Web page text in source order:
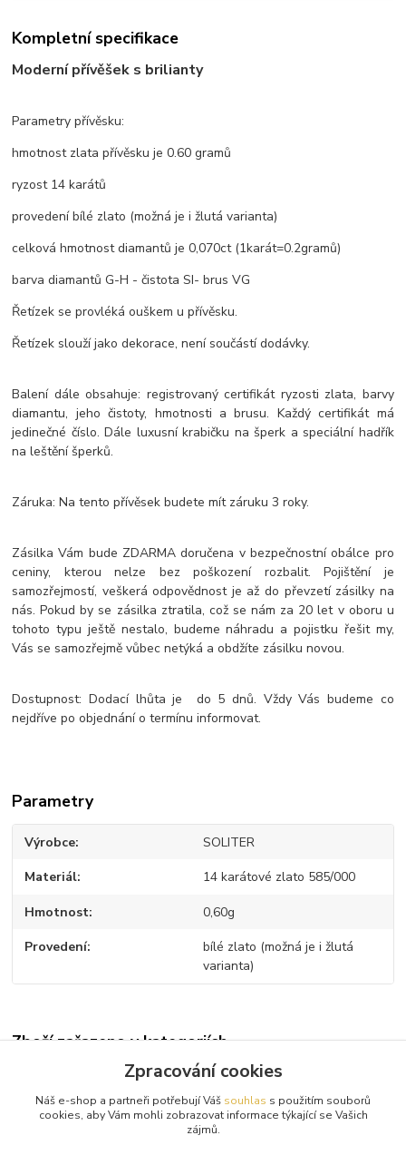
Kompletní specifikace
Moderní přívěšek s brilianty
Parametry přívěsku:
hmotnost zlata přívěsku je 0.60 gramů
ryzost 14 karátů
provedení bílé zlato (možná je i žlutá varianta)
celková hmotnost diamantů je 0,070ct (1karát=0.2gramů)
barva diamantů G-H - čistota SI- brus VG
Řetízek se provléká ouškem u přívěsku.
Řetízek slouží jako dekorace, není součástí dodávky.
Balení dále obsahuje: registrovaný certifikát ryzosti zlata, barvy
diamantu, jeho čistoty, hmotnosti a brusu. Každý certifikát má
jedinečné číslo. Dále luxusní krabičku na šperk a speciální hadřík
na leštění šperků.
Záruka: Na tento přívěsek budete mít záruku 3 roky.
Zásilka Vám bude ZDARMA doručena v bezpečnostní obálce pro
ceniny, kterou nelze bez poškození rozbalit. Pojištění je
samozřejmostí, veškerá odpovědnost je až do převzetí zásilky na
nás. Pokud by se zásilka ztratila, což se nám za 20 let v oboru u
tohoto typu ještě nestalo, budeme náhradu a pojistku řešit my,
Vás se samozřejmě vůbec netýká a obdžíte zásilku novou.
Dostupnost: Dodací lhůta je do 5 dnů. Vždy Vás budeme co
nejdříve po objednání o termínu informovat.
Parametry
Výrobce SOLITER
Materiál 14 karátové zlato 585/000
Hmotnost 0,60g
Provedení
bílé zlato (možná je i žlutá
varianta)
Zboží zařazeno v kategoriích
Diamantové přívěsky
Bílé zlato
Zpracování cookies
Náš e-shop a partneři potřebují Váš souhlas s použitím souborů
cookies, aby Vám mohli zobrazovat informace týkající se Vašich
zájmů.